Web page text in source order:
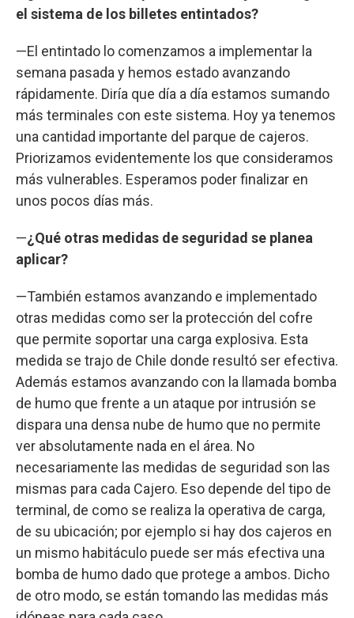
el sistema de los billetes entintados?
—El entintado lo comenzamos a implementar la
semana pasada y hemos estado avanzando
rápidamente. Diría que día a día estamos sumando
más terminales con este sistema. Hoy ya tenemos
una cantidad importante del parque de cajeros.
Priorizamos evidentemente los que consideramos
más vulnerables. Esperamos poder finalizar en
unos pocos días más.
—¿Qué otras medidas de seguridad se planea
aplicar?
—También estamos avanzando e implementado
otras medidas como ser la protección del cofre
que permite soportar una carga explosiva. Esta
medida se trajo de Chile donde resultó ser efectiva.
Además estamos avanzando con la llamada bomba
de humo que frente a un ataque por intrusión se
dispara una densa nube de humo que no permite
ver absolutamente nada en el área. No
necesariamente las medidas de seguridad son las
mismas para cada Cajero. Eso depende del tipo de
terminal, de como se realiza la operativa de carga,
de su ubicación; por ejemplo si hay dos cajeros en
un mismo habitáculo puede ser más efectiva una
bomba de humo dado que protege a ambos. Dicho
de otro modo, se están tomando las medidas más